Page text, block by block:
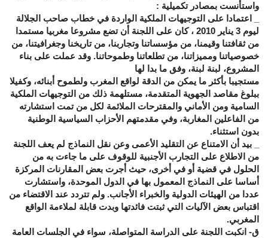
واستأنست بمصادر تكميلية :
_ اعتمادا على التوجيهات الملكية الواردة في خطاب صاحب الجلالة
ليوم 3 يناير 2010 ، كان على اللجنة أن تضع مشروعا مغربيا مستمدا
من ثقافتنا وقيمنا، من مؤسساتنا وتجاربنا، من تاريخنا وجغرافيتنا، من
خصوصياتنا ومميزاتنا، من تطلعاتنا وطموحاتنا. وقد عملت على بناء
المشروع، لبنة لبنة، وفق ما بدا لها
مستجيبا بأكثر ما يمكن من الدقة لواقع المغرب ولطموح أبنائه، وكفيلا
ببلوغ مقاصد الجهوية المتقدمة، مستلهمة ذلك من التوجيهات الملكية
السامية ومن الأماني والمقترحات الملائمة لكل من تمت استشارته
من الفاعلين المغاربة، وفي مقدمتهم الأحزاب السياسية الوطنية
بدون استثناء.
_ بيد أن الامتناع عن التقليد الأعمى وعن نقل النماذج لم يعف اللجنة
من الاطلاع على التجارب الأجنبية للوقوف على ما جاءت به من
الحلول في قضية أو في أخرى، حيث أجرت بعض المقارنات المركزة
أساسا على النماذج المعمول بها في الدول الموحدة، واستشارت
عددا من الهيئات الدولية والخبراء الأجانب. ولم تتردد عند الاقتضاء من
اقتباس بعض الآليات التي ثبتت فائدتها وبدت قابلة لملاءمة الواقع
المغربي.
ق- انكبت اللجنة على الدراسة المتواصلة، سواء في الجلسات العامة